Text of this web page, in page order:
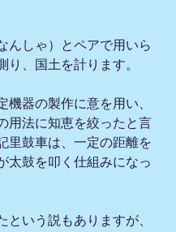
んしゃ）とペアで用いら
り、国土を計ります。
機器の製作に意を用い、
用法に知恵を絞ったと言
里鼓車は、一定の距離を
太鼓を叩く仕組みになっ
という説もありますが、